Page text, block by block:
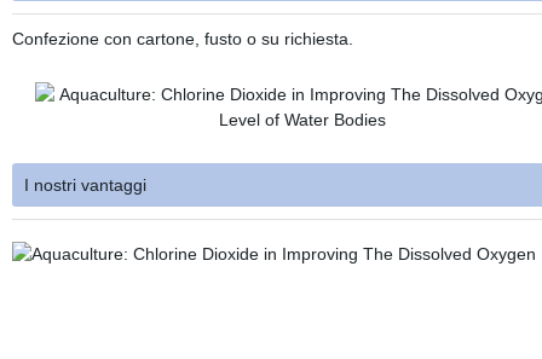
Confezione con cartone, fusto o su richiesta.
I nostri vantaggi